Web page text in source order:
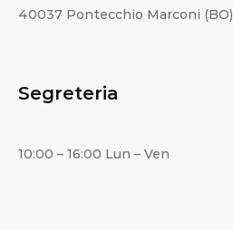
40037 Pontecchio Marconi (BO)
Segreteria
10:00 – 16:00 Lun – Ven